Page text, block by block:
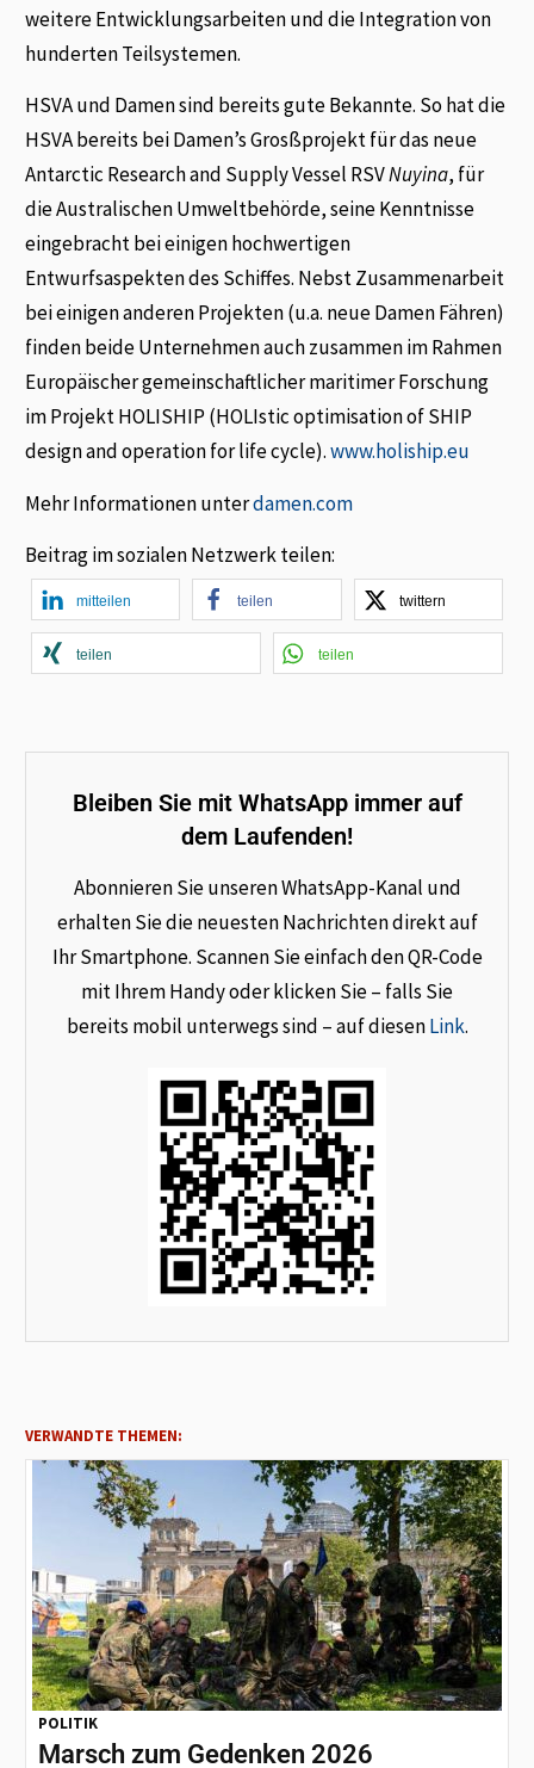
weitere Entwicklungsarbeiten und die Integration von
hunderten Teilsystemen.
HSVA und Damen sind bereits gute Bekannte. So hat die
HSVA bereits bei Damen’s Grosßprojekt für das neue
Antarctic Research and Supply Vessel RSVNuyina, für
die Australischen Umweltbehörde, seine Kenntnisse
eingebracht bei einigen hochwertigen
Entwurfsaspekten des Schiffes. Nebst Zusammenarbeit
bei einigen anderen Projekten (u.a. neue Damen Fähren)
finden beide Unternehmen auch zusammen im Rahmen
Europäischer gemeinschaftlicher maritimer Forschung
im Projekt HOLISHIP (HOLIstic optimisation of SHIP
design and operation for life cycle).www.holiship.eu
Mehr Informationen unterdamen.com
Beitrag im sozialen Netzwerk teilen:
mitteilen teilen twittern
teilen teilen
Bleiben Sie mit WhatsApp immer auf
dem Laufenden!
Abonnieren Sie unseren WhatsApp-Kanal und
erhalten Sie die neuesten Nachrichten direkt auf
Ihr Smartphone. Scannen Sie einfach den QR-Code
mit Ihrem Handy oder klicken Sie – falls Sie
bereits mobil unterwegs sind – auf diesenLink.
VERWANDTE THEMEN:
POLITIK
Marsch zum Gedenken 2026